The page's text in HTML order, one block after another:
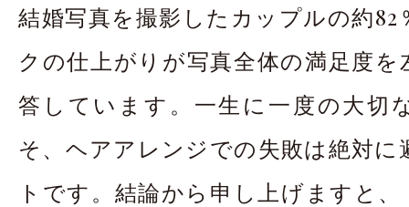
アクセス
結婚写真を撮影したカップルの約
クの仕上がりが写真全体の満足度を
答しています。一生に一度の大切
そ、ヘアアレンジでの失敗は絶対に
トです。結論から申し上げますと、